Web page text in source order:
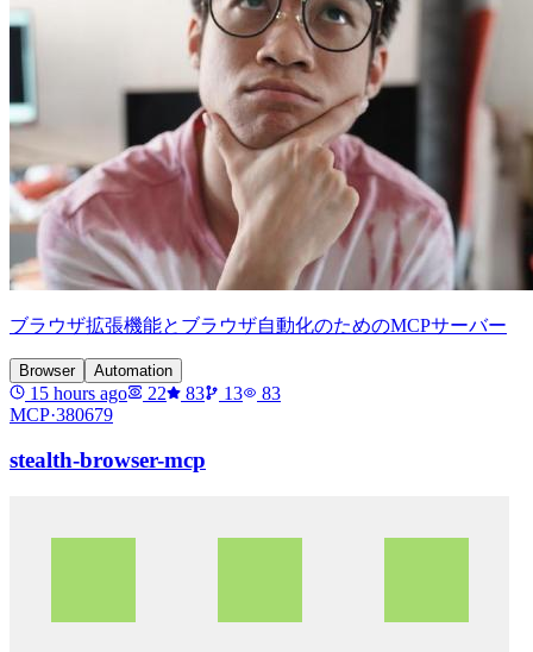
ブラウザ拡張機能とブラウザ自動化のためのMCPサーバー
Browser Automation
15 hours ago 22 83 13
83
MCP·380679
stealth-browser-mcp